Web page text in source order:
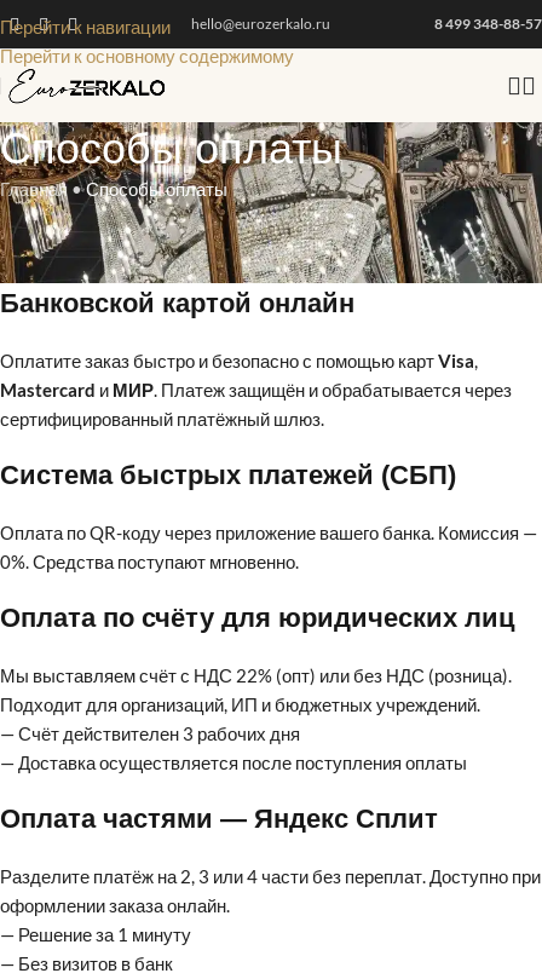
Перейти к навигации
Перейти к основному содержимому
hello@eurozerkalo.ru 8 499 348-88-57
Способы оплаты
Главная •Способы оплаты
Мы предлагаем несколько удобных способов оплаты для
физических и юридических лиц:
Банковской картой онлайн
Оплатите заказ быстро и безопасно с помощью картVisa,
Mastercard и МИР. Платеж защищён и обрабатывается через
сертифицированный платёжный шлюз.
Система быстрых платежей (СБП)
Оплата по QR-коду через приложение вашего банка. Комиссия —
0%. Средства поступают мгновенно.
Оплата по счёту для юридических лиц
Мы выставляем счёт с НДС 22% (опт) или без НДС (розница).
Подходит для организаций, ИП и бюджетных учреждений.
— Счёт действителен 3 рабочих дня
— Доставка осуществляется после поступления оплаты
Оплата частями — Яндекс Сплит
Разделите платёж на 2, 3 или 4 части без переплат. Доступно при
оформлении заказа онлайн.
— Решение за 1 минуту
— Без визитов в банк